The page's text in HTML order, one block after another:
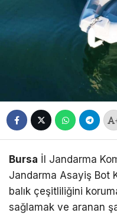
Bursa İl Jandarma
Jandarma Asayiş Bot
balık çeşitliliğini
sağlamak ve aranan